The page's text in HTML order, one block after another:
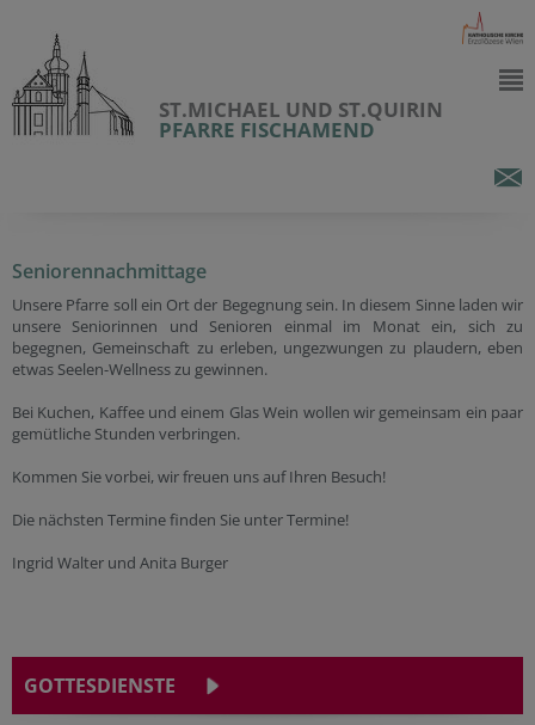
ST.MICHAEL UND ST.QUIRIN
PFARRE FISCHAMEND
Seniorennachmittage
Unsere Pfarre soll ein Ort der Begegnung sein. In diesem Sinne laden wir
unsere Seniorinnen und Senioren einmal im Monat ein, sich zu
begegnen, Gemeinschaft zu erleben, ungezwungen zu plaudern, eben
etwas Seelen-Wellness zu gewinnen.
Bei Kuchen, Kaffee und einem Glas Wein wollen wir gemeinsam ein paar
gemütliche Stunden verbringen.
Kommen Sie vorbei, wir freuen uns auf Ihren Besuch!
Die nächsten Termine finden Sie unter Termine!
Ingrid Walter und Anita Burger
GOTTESDIENSTE